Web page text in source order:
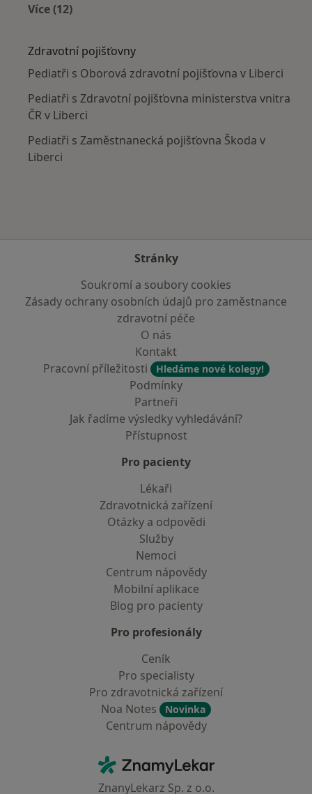
Více (12)
Zdravotní pojišťovny
Pediatři s Oborová zdravotní pojišťovna v Liberci
Pediatři s Zdravotní pojišťovna ministerstva vnitra
ČR v Liberci
Pediatři s Zaměstnanecká pojišťovna Škoda v
Liberci
Stránky
Soukromí a soubory cookies
Zásady ochrany osobních údajů pro zaměstnance
zdravotní péče
O nás
Kontakt
Pracovní příležitosti
Hledáme nové kolegy!
Podmínky
Partneři
Jak řadíme výsledky vyhledávání?
Přístupnost
Pro pacienty
Lékaři
Zdravotnická zařízení
Otázky a odpovědi
Služby
Nemoci
Centrum nápovědy
Mobilní aplikace
Blog pro pacienty
Pro profesionály
Ceník
Pro specialisty
Pro zdravotnická zařízení
Noa Notes
Novinka
Centrum nápovědy
ZnamyLekar - Hlavní stránka
ZnanyLekarz Sp. z o.o.